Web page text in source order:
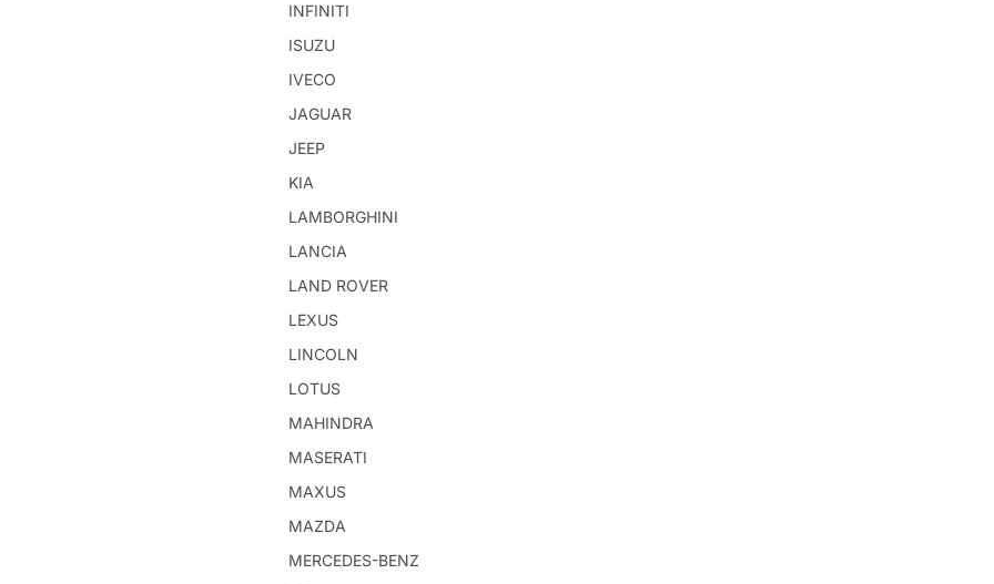
INFINITI
ISUZU
IVECO
JAGUAR
JEEP
KIA
LAMBORGHINI
LANCIA
LAND ROVER
LEXUS
LINCOLN
LOTUS
MAHINDRA
MASERATI
MAXUS
MAZDA
MERCEDES-BENZ